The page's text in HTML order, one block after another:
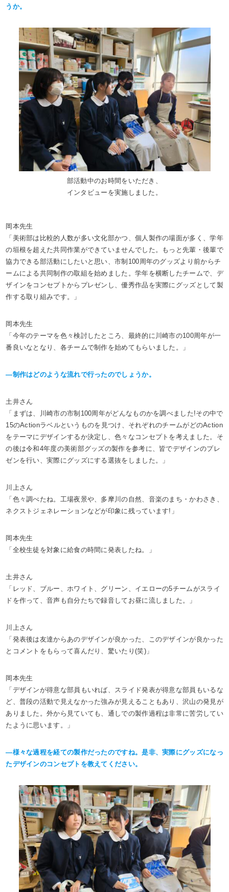
うか。
部活動中のお時間をいただき、
インタビューを実施しました。
岡本先生
「美術部は比較的人数が多い文化部かつ、個人製作の場面が多く、学年
の垣根を超えた共同作業ができていませんでした。もっと先輩・後輩で
協力できる部活動にしたいと思い、市制100周年のグッズより前からチ
ームによる共同制作の取組を始めました。学年を横断したチームで、デ
ザインをコンセプトからプレゼンし、優秀作品を実際にグッズとして製
作する取り組みです。」
岡本先生
「今年のテーマを色々検討したところ、最終的に川崎市の100周年が一
番良いなとなり、各チームで制作を始めてもらいました。」
―制作はどのような流れで行ったのでしょうか。
土井さん
「まずは、川崎市の市制100周年がどんなものかを調べました!その中で
15のActionラベルというものを見つけ、それぞれのチームがどのAction
をテーマにデザインするか決定し、色々なコンセプトを考えました。そ
の後は令和4年度の美術部グッズの製作を参考に、皆でデザインのプレ
ゼンを行い、実際にグッズにする選抜をしました。」
川上さん
「色々調べたね。工場夜景や、多摩川の自然、音楽のまち・かわさき、
ネクストジェネレーションなどが印象に残っています!」
岡本先生
「全校生徒を対象に給食の時間に発表したね。」
土井さん
「レッド、ブルー、ホワイト、グリーン、イエローの5チームがスライ
ドを作って、音声も自分たちで録音してお昼に流しました。」
川上さん
「発表後は友達からあのデザインが良かった、このデザインが良かった
とコメントをもらって喜んだり、驚いたり(笑)」
岡本先生
「デザインが得意な部員もいれば、スライド発表が得意な部員もいるな
ど、普段の活動で見えなかった強みが見えることもあり、沢山の発見が
ありました。外から見ていても、通しでの製作過程は非常に苦労してい
たように思います。」
―様々な過程を経ての製作だったのですね。是非、実際にグッズになっ
たデザインのコンセプトを教えてください。